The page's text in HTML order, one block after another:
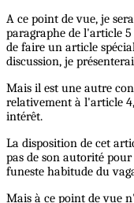
A ce point de vue, je
paragraphe de l'article
de faire un article
discussion, je
Mais il est une autre
relativement à l'article
intérêt.
La disposition de cet
pas de son autorité
funeste habitude du
Mais à ce point de vue